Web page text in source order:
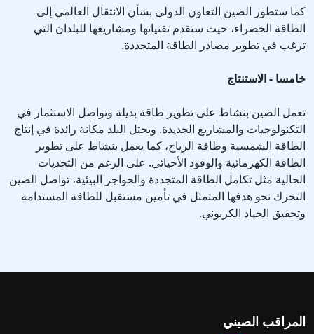
كما ستطور الصين التعاون الدولي بشأن الانتقال العالمي إلى
الطاقة الخضراء، حيث ستقدم تقنياتها ومشاريعها للبلدان التي
ترغب في تطوير مصادر الطاقة المتجددة.
خامسا - الاستنتاج
تعمل الصين بنشاط على تطوير طاقة بديلة وتواصل الاستثمار في
التكنولوجيات والمشاريع الجديدة. ويحتل البلد مكانة رائدة في إنتاج
الطاقة الشمسية وطاقة الرياح، كما يعمل بنشاط على تطوير
الطاقة الكهرمائية والوقود الأحيائي. على الرغم من التحديات
الحالية مثل تكامل الطاقة المتجددة والحواجز البيئية، تواصل الصين
التحرك نحو هدفها المتمثل في تأمين مستقبل للطاقة المستدامة
وتحقيق الحياد الكربوني.
المراقب الصيني